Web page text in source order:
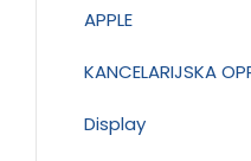
APPLE
KANCELARIJSKA
Display